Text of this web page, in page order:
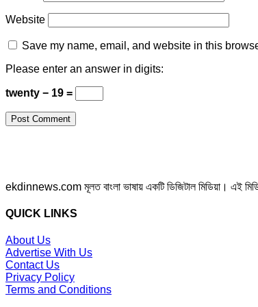
Website
Save my name, email, and website in this
Please enter an answer in digits:
twenty − 19 =
ekdinnews.com মূলত বাংলা ভাষায় একটি ডিজিটাল মিডিয়া। এই
QUICK LINKS
About Us
Advertise With Us
Contact Us
Privacy Policy
Terms and Conditions